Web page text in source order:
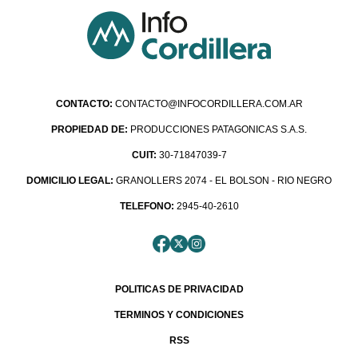
CONTACTO: CONTACTO@INFOCORDILLERA.COM.AR
PROPIEDAD DE: PRODUCCIONES PATAGONICAS S.A.S.
CUIT: 30-71847039-7
DOMICILIO LEGAL: GRANOLLERS 2074 - EL BOLSON - RIO NEGRO
TELEFONO: 2945-40-2610
POLITICAS DE PRIVACIDAD
TERMINOS Y CONDICIONES
RSS